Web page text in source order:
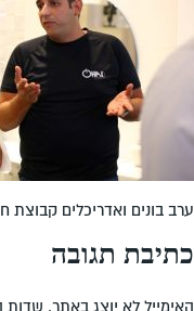
ערב בונים ואדריכלים קבוצת
כתיבת תגובה
האימייל לא יוצג באתר. שדות